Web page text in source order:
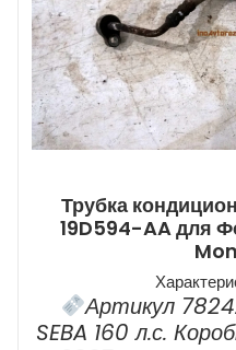
Трубка
19D594-AA для
Артикул
SEBA 160 л.с.